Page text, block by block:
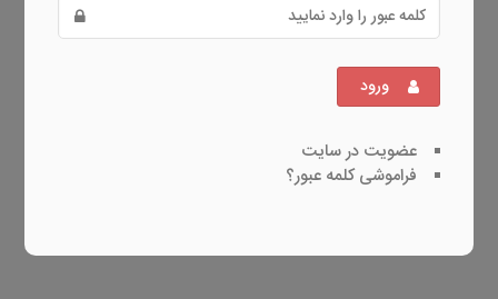
ورود
عضویت در سایت
فراموشی کلمه عبور؟